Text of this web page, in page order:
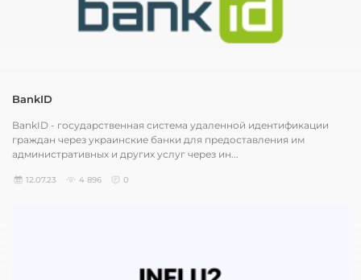
BankID
BankID - государственная система удаленной идентификации
граждан через украинские банки для предоставления им
административных и других услуг через ин...
12.07.23 4 896 0